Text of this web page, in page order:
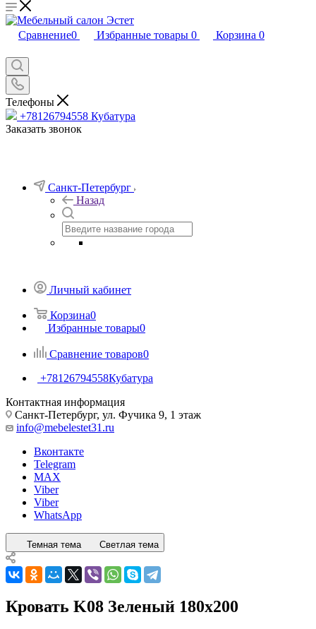
Сравнение0 Избранные товары 0 Корзина 0
Телефоны
+78126794558 Кубатура
Заказать звонок
Санкт-Петербург
Назад
Личный кабинет
Корзина0
Избранные товары0
Сравнение товаров0
+78126794558Кубатура
Контактная информация
Санкт-Петербург, ул. Фучика 9, 1 этаж
info@mebelestet31.ru
Вконтакте
Telegram
MAX
Viber
Viber
WhatsApp
Темная тема Светлая тема
Кровать K08 Зеленый 180x200